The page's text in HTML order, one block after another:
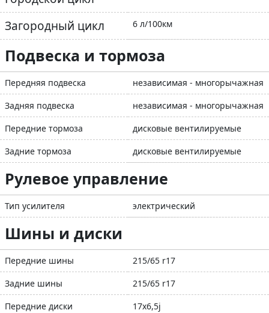
Загородный цикл 6 л/100км
Подвеска и тормоза
Передняя подвеска
независимая - многорычажная
Задняя подвеска
независимая - многорычажная
Передние тормоза
дисковые вентилируемые
Задние тормоза
дисковые вентилируемые
Рулевое управление
Тип усилителя электрический
Шины и диски
Передние шины
215/65 r17
Задние шины
215/65 r17
Передние диски
17x6,5j